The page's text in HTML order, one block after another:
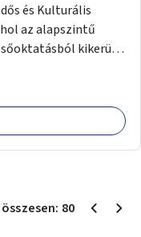
és Kulturális
az alapszintű
kikerülő
80